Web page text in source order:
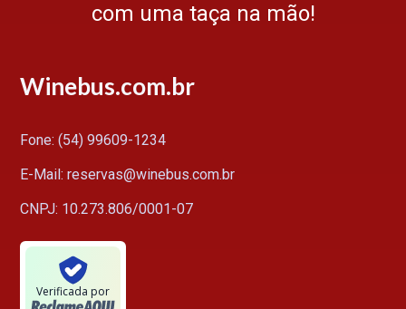
com uma taça na mão!
Winebus.com.br
Fone: (54) 99609-1234
E-Mail: reservas@winebus.com.br
CNPJ: 10.273.806/0001-07
Verificada por